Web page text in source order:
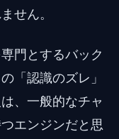
せん。
門とするバック
「認識のズレ」
、一般的なチャ
エンジンだと思